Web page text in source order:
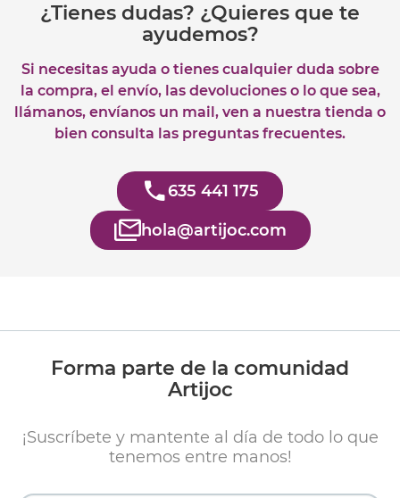
¿Tienes dudas? ¿Quieres que te
ayudemos?
Si necesitas ayuda o tienes cualquier duda sobre
la compra, el envío, las devoluciones o lo que sea,
llámanos, envíanos un mail, ven a nuestra tienda o
bien consulta las preguntas frecuentes.
635 441 175
hola@artijoc.com
Forma parte de la comunidad
Artijoc
¡Suscríbete y mantente al día de todo lo que
tenemos entre manos!